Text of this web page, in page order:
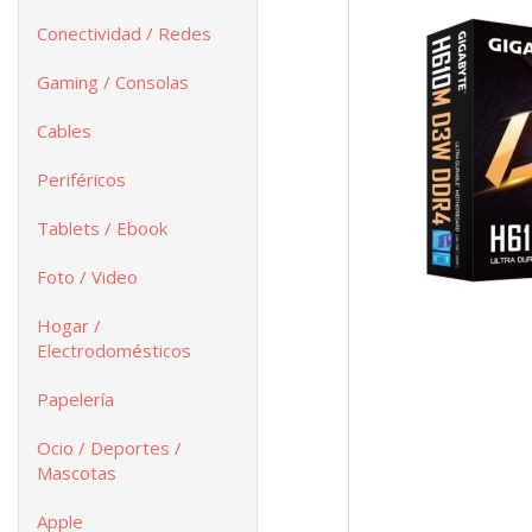
Conectividad / Redes
Gaming / Consolas
Cables
Periféricos
Tablets / Ebook
Foto / Video
Hogar /
Electrodomésticos
Papelería
Ocio / Deportes /
Mascotas
Apple